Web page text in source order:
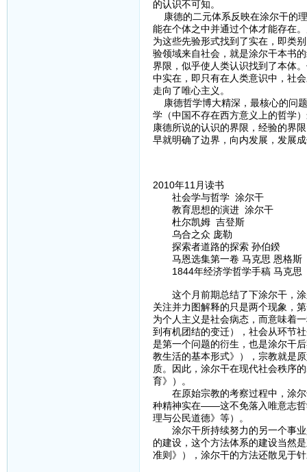
的认识不可知。
康德的二元体系反映在涂尔干的
能在个体之中并通过个体才能存在
为这些先验形式找到了实在，即类
验领域来自社会，就是涂尔干本书
界限，似乎使人类认识找到了本体
中实在，即只有在人类意识中，社
走向了唯心主义。
康德哲学博大精深，最核心的问
学（中国不存在西方意义上的哲学
康德所说的认识的界限，经验的界
早就明确了边界，向内发展，发展
2010年11月读书
社会学与哲学 涂尔干
教育思想的演进 涂尔干
杜尔凯姆 吉登斯
乌合之众 庞勒
探索者道路的探索 孙伯鍨
马恩选集第一卷 马克思 恩格斯
1844年经济学哲学手稿 马克思
这个月前期总结了下涂尔干，涂
关注并力图解释的只是两个现象，
为个人主义是社会病态，而意味着
到有机团结的变迁），社会从环节
是第一个问题的衍生，也是涂尔干
教生活的基本形式》），宗教就是
质。因此，涂尔干在现代社会秩序
育》）。
在原始宗教的考察过程中，涂尔
种精神实在——这不免落入唯意志哲
理与公民道德》等）。
涂尔干所持续努力的另一个事业
的建设，这个方法体系的建设当然
准则》），涂尔干的方法还散见于